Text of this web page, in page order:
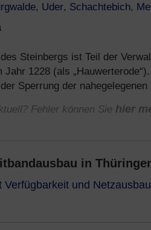
, Uder, Schachtebich,
Steinbergs ist Teil der
Jahr 1228 (als
Sperrung der
Fehler können Sie hier
in
Verfügbarkeit und